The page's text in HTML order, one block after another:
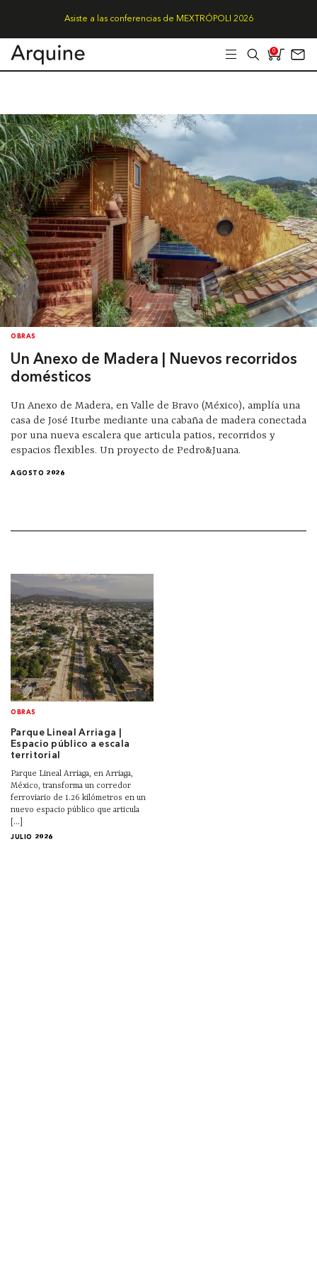
Asiste a las conferencias de MEXTRÓPOLI 2026
0
OBRAS
Un Anexo de Madera | Nuevos recorridos
domésticos
Un Anexo de Madera, en Valle de Bravo (México), amplía una
casa de José Iturbe mediante una cabaña de madera conectada
por una nueva escalera que articula patios, recorridos y
espacios flexibles. Un proyecto de Pedro&Juana.
AGOSTO 2026
OBRAS
Parque Lineal Arriaga |
Espacio público a escala
territorial
Parque Lineal Arriaga, en Arriaga,
México, transforma un corredor
ferroviario de 1.26 kilómetros en un
nuevo espacio público que articula
[...]
JULIO 2026